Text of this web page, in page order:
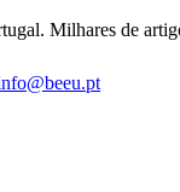
Milhares de